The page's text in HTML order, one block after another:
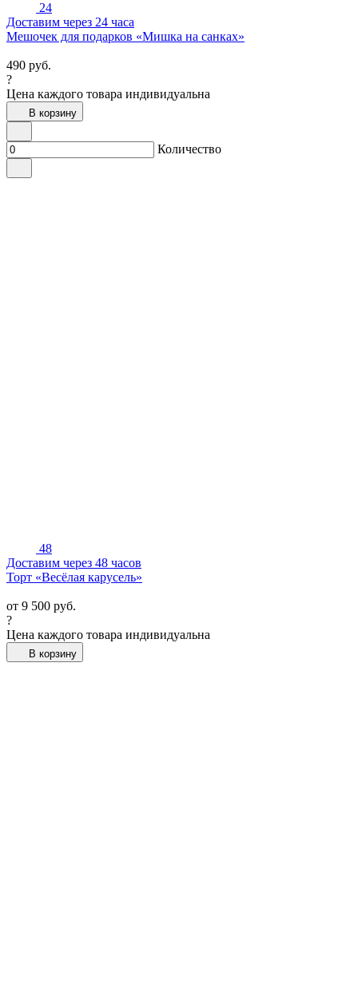
24
Доставим через 24 часа
Мешочек для подарков «Мишка на санках»
490 руб.
?
Цена каждого товара индивидуальна
В корзину
Количество
48
Доставим через 48 часов
Торт «Весёлая карусель»
от 9 500 руб.
?
Цена каждого товара индивидуальна
В корзину